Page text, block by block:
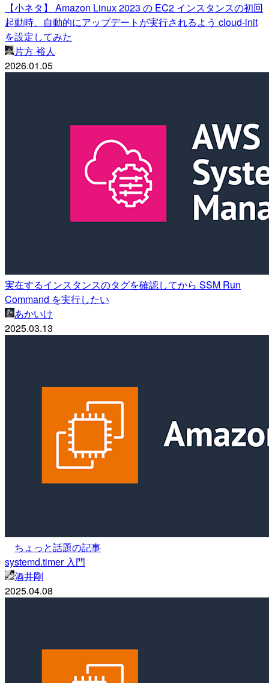
【小ネタ】 Amazon Linux 2023 の EC2 インスタンスの初回
起動時、自動的にアップデートが実行されるよう cloud-init
を設定してみた
片方 裕人
2026.01.05
実在するインスタンスのタグを確認してから SSM Run
Command を実行したい
あかいけ
2025.03.13
ちょっと話題の記事
systemd.timer 入門
酒井剛
2025.04.08